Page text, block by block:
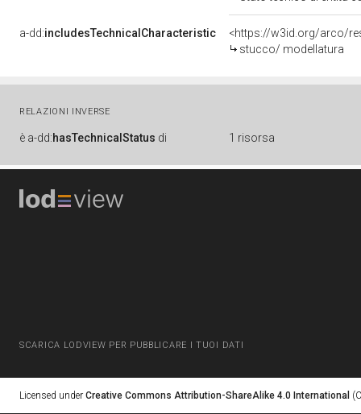
a-dd:includesTechnicalCharacteristic
<https://w3id.org/arco/
stucco/ modellatura
RELAZIONI INVERSE
è a-dd:hasTechnicalStatus di 1 risorsa
SCARICA LODVIEW PER PUBBLICARE I TUOI DATI
Licensed under Creative Commons Attribution-ShareAlike 4.0 International